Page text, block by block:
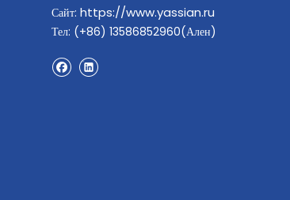
Сайт: https://www.yassian.ru
Тел: (+86) 13586852960(Ален)